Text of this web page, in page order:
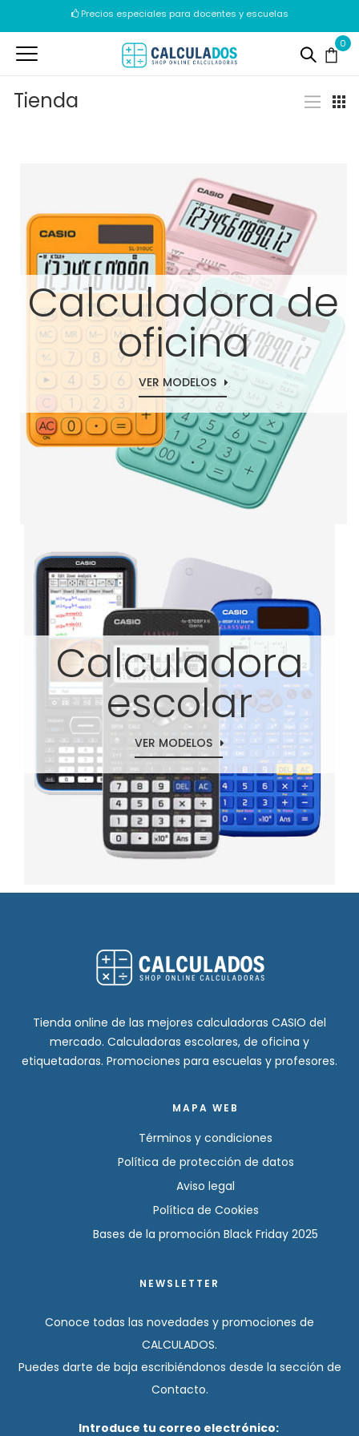
Precios especiales para docentes y escuelas
Envíos en 24/72h
0
Tienda
Calculadora de
oficina
VER MODELOS
Calculadora
escolar
VER MODELOS
Tienda online de las mejores calculadoras CASIO del
mercado. Calculadoras escolares, de oficina y
etiquetadoras. Promociones para escuelas y profesores.
MAPA WEB
Términos y condiciones
Política de protección de datos
Aviso legal
Política de Cookies
Bases de la promoción Black Friday 2025
NEWSLETTER
Conoce todas las novedades y promociones de
CALCULADOS.
Puedes darte de baja escribiéndonos desde la sección de
Contacto.
Introduce tu correo electrónico: